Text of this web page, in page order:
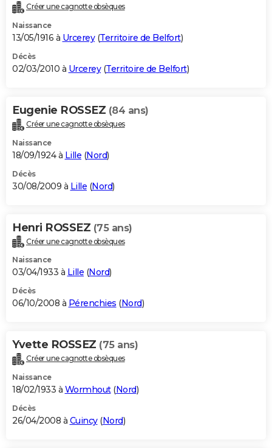
Créer une cagnotte obsèques
Naissance
13/05/1916 à Urcerey(Territoire de Belfort)
Décès
02/03/2010 à Urcerey(Territoire de Belfort)
Eugenie ROSSEZ (84 ans)
Créer une cagnotte obsèques
Naissance
18/09/1924 à Lille (Nord)
Décès
30/08/2009 à Lille (Nord)
Henri ROSSEZ (75 ans)
Créer une cagnotte obsèques
Naissance
03/04/1933 à Lille (Nord)
Décès
06/10/2008 à Pérenchies (Nord)
Yvette ROSSEZ (75 ans)
Créer une cagnotte obsèques
Naissance
18/02/1933 à Wormhout(Nord)
Décès
26/04/2008 à Cuincy(Nord)